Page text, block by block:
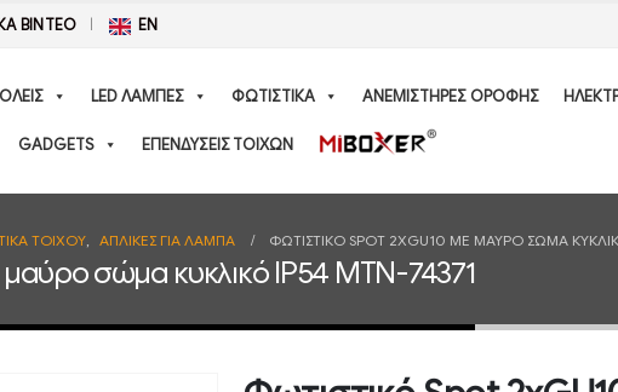
ΒΙΝΤΕΟ EN
LED ΛΑΜΠΕΣ ΦΩΤΙΣΤΙΚΑ ΑΝΕΜΙΣΤΗΡΕΣ ΟΡΟΦΗΣ
GADGETS ΕΠΕΝΔΥΣΕΙΣ ΤΟΙΧΩΝ
ΤΟΙΧΟΥ, ΑΠΛΙΚΕΣ ΓΙΑ ΛΑΜΠΑ ΦΩΤΙΣΤΙΚΌ SPOT 2XGU10 ΜΕ ΜΑΎΡΟ ΣΏΜΑ
σώμα κυκλικό IP54 MTN-74371